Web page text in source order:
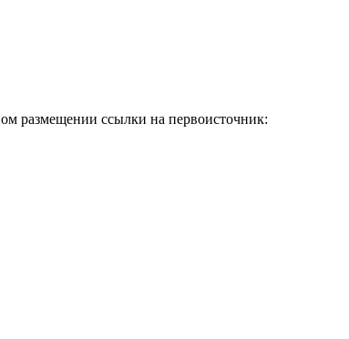
размещении ссылки на первоисточник: